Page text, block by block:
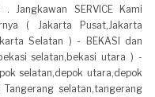
Jangkawan SERVICE Kami
( Jakarta Pusat,Jakarta
Selatan ) - BEKASI dan
selatan,bekasi utara ) -
selatan,depok utara,depok
selatan,tangerang